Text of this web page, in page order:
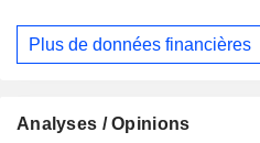
Plus de données financières
Analyses / Opinions